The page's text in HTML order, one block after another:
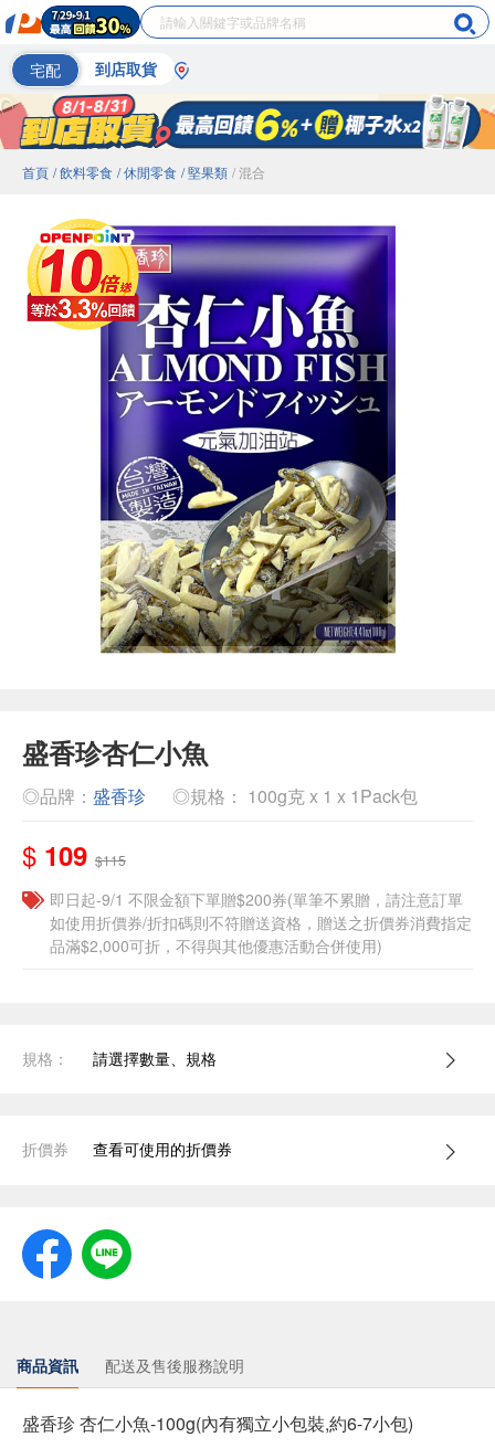
宅配 到店取貨
首頁 / 飲料零食 / 休閒零食 / 堅果類 / 混合
盛香珍杏仁小魚
◎品牌： 盛香珍 ◎規格： 100g克 x 1 x 1Pack包
$ 109 $115
即日起-9/1 不限金額下單贈$200券(單筆不累贈，請注意訂單
如使用折價券/折扣碼則不符贈送資格，贈送之折價券消費指定
品滿$2,000可折，不得與其他優惠活動合併使用)
規格： 請選擇數量、規格
折價券 查看可使用的折價券
商品資訊 配送及售後服務說明
盛香珍 杏仁小魚-100g(內有獨立小包裝,約6-7小包)